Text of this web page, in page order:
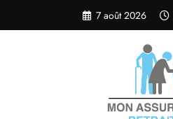
contenu
7 août 2026